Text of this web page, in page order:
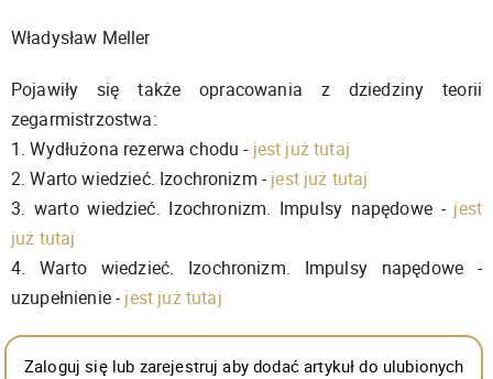
Władysław Meller
Pojawiły się także opracowania z dziedziny teorii
zegarmistrzostwa:
1. Wydłużona rezerwa chodu - jest już tutaj
2. Warto wiedzieć. Izochronizm -jest już tutaj
3. warto wiedzieć. Izochronizm. Impulsy napędowe - jest
już tutaj
4. Warto wiedzieć. Izochronizm. Impulsy napędowe -
uzupełnienie -jest już tutaj
Zaloguj się lub zarejestruj aby dodać artykuł do ulubionych